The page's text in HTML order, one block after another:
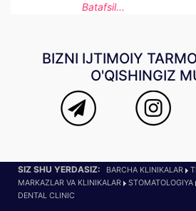
Batafsil...
BIZNI IJTIMOIY
O'QISHINGIZ
SIZ SHU YERDASIZ: BARCHA KLINIKALAR
MARKAZLAR VA KLINIKALAR
STOMATOLOGIYA
DENTAL CLINIC